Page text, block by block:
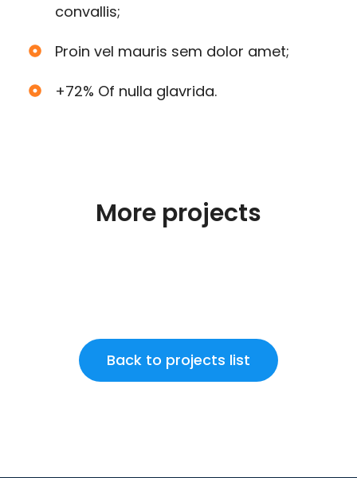
convallis;
Proin vel mauris sem dolor amet;
+72% Of nulla glavrida.
More projects
Back to projects list